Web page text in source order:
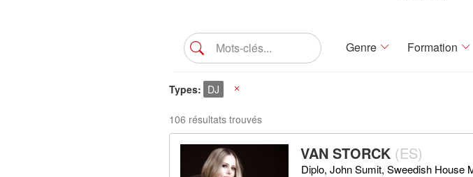
Genre Formation
Types DJ
106 résultats trouvés
VAN STORCK (ES)
Diplo, John Sumit, Sweedish House